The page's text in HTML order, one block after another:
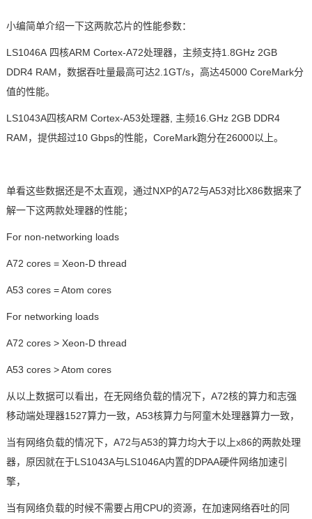
小编简单介绍一下这两款芯片的性能参数：
LS1046A 四核ARM Cortex-A72处理器，主频支持1.8GHz 2GB
DDR4 RAM，数据吞吐量最高可达2.1GT/s，高达45000 CoreMark分
值的性能。
LS1043A四核ARM Cortex-A53处理器, 主频16.GHz 2GB DDR4
RAM，提供超过10 Gbps的性能，CoreMark跑分在26000以上。
单看这些数据还是不太直观，通过NXP的A72与A53对比X86数据来了
解一下这两款处理器的性能；
For non-networking loads
A72 cores = Xeon-D thread
A53 cores = Atom cores
For networking loads
A72 cores > Xeon-D thread
A53 cores > Atom cores
从以上数据可以看出，在无网络负载的情况下，A72核的算力和志强
移动端处理器1527算力一致，A53核算力与阿童木处理器算力一致，
当有网络负载的情况下，A72与A53的算力均大于以上x86的两款处理
器，原因就在于LS1043A与LS1046A内置的DPAA硬件网络加速引
擎，
当有网络负载的时候不需要占用CPU的资源，在加速网络吞吐的同